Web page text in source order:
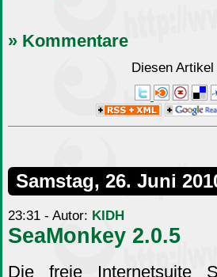
» Kommentare
Diesen
Samstag, 26. Juni
23:31 - Autor: KIDH
SeaMonkey 2.0.5
Die freie Internetsuite